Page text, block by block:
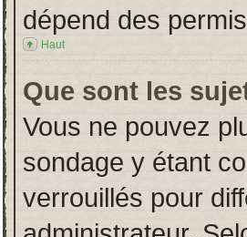
dépend des
Haut
Que sont les
Vous ne pouvez
sondage y étant
verrouillés pour